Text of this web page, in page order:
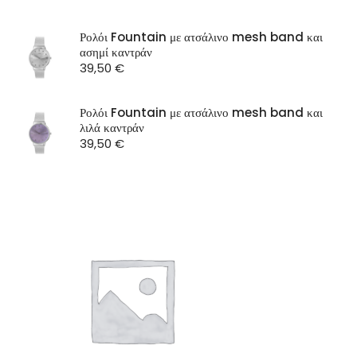
ST Watch
Ρολόι Fountain με ατσάλινο mesh band και
ασημί καντράν
39,50 €
Ρολόι Fountain με ατσάλινο mesh band και
λιλά καντράν
39,50 €